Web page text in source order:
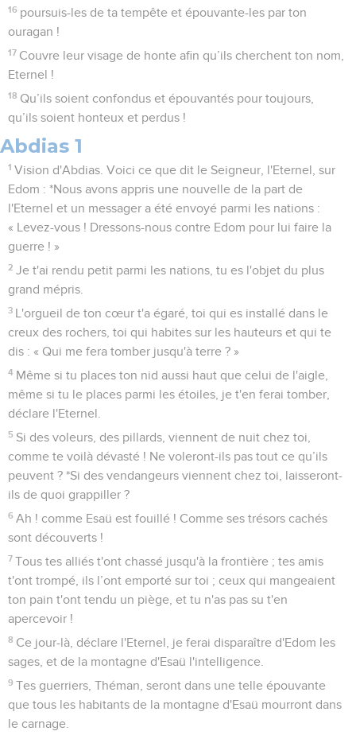
16 poursuis-les de ta tempête et épouvante-les par ton
ouragan !
17 Couvre leur visage de honte afin qu’ils cherchent ton nom,
Eternel !
18 Qu’ils soient confondus et épouvantés pour toujours,
qu’ils soient honteux et perdus !
Abdias 1
1 Vision d'Abdias. Voici ce que dit le Seigneur, l'Eternel, sur
Edom : *Nous avons appris une nouvelle de la part de
l'Eternel et un messager a été envoyé parmi les nations :
« Levez-vous ! Dressons-nous contre Edom pour lui faire la
guerre ! »
2 Je t'ai rendu petit parmi les nations, tu es l'objet du plus
grand mépris.
3 L'orgueil de ton cœur t'a égaré, toi qui es installé dans le
creux des rochers, toi qui habites sur les hauteurs et qui te
dis : « Qui me fera tomber jusqu'à terre ? »
4 Même si tu places ton nid aussi haut que celui de l'aigle,
même si tu le places parmi les étoiles, je t'en ferai tomber,
déclare l'Eternel.
5 Si des voleurs, des pillards, viennent de nuit chez toi,
comme te voilà dévasté ! Ne voleront-ils pas tout ce qu’ils
peuvent ? *Si des vendangeurs viennent chez toi, laisseront-
ils de quoi grappiller ?
6 Ah ! comme Esaü est fouillé ! Comme ses trésors cachés
sont découverts !
7 Tous tes alliés t'ont chassé jusqu'à la frontière ; tes amis
t'ont trompé, ils l’ont emporté sur toi ; ceux qui mangeaient
ton pain t'ont tendu un piège, et tu n'as pas su t'en
apercevoir !
8 Ce jour-là, déclare l'Eternel, je ferai disparaître d'Edom les
sages, et de la montagne d'Esaü l'intelligence.
9 Tes guerriers, Théman, seront dans une telle épouvante
que tous les habitants de la montagne d'Esaü mourront dans
le carnage.